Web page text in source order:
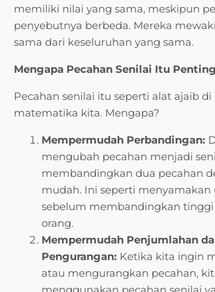
memiliki nilai yang sama, meskipun
penyebutnya berbeda. Mereka
sama dari keseluruhan yang sama.
Mengapa Pecahan Senilai Itu
Pecahan senilai itu seperti alat ajaib
matematika kita. Mengapa?
Mempermudah Perbandingan:
mengubah pecahan menjadi
membandingkan dua pecahan
mudah. Ini seperti menyamakan
sebelum membandingkan tinggi
orang.
Mempermudah Penjumlahan
Pengurangan: Ketika kita ingin
atau mengurangkan pecahan,